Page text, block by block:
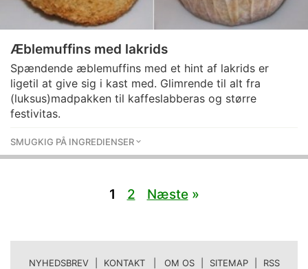
Æblemuffins med lakrids
Spændende æblemuffins med et hint af lakrids er
ligetil at give sig i kast med. Glimrende til alt fra
(luksus)madpakken til kaffeslabberas og større
festivitas.
SMUGKIG PÅ INGREDIENSER
1 2 Næste»
NYHEDSBREV KONTAKT | OM OS SITEMAP RSS